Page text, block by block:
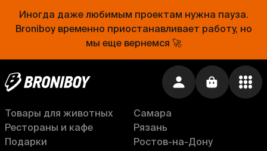
Иногда даже любимым проектам нужна пауза.
Broniboy временно приостанавливает работу, но
мы еще вернемся 🚀
Другое
Косметика
Услуги
Продукты
Товары для животных
Рестораны и кафе
Подарки
Уфа
Тюмень
Белгород
Москва
Нижний Новгород
Самара
Рязань
Ростов-на-Дону